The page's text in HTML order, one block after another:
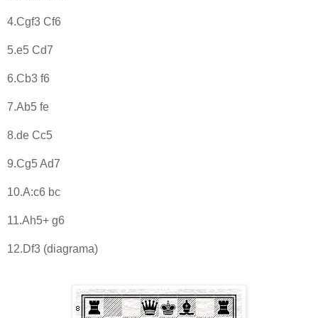
4.Cgf3 Cf6
5.e5 Cd7
6.Cb3 f6
7.Ab5 fe
8.de Cc5
9.Cg5 Ad7
10.A:c6 bc
11.Ah5+ g6
12.Df3 (diagrama)